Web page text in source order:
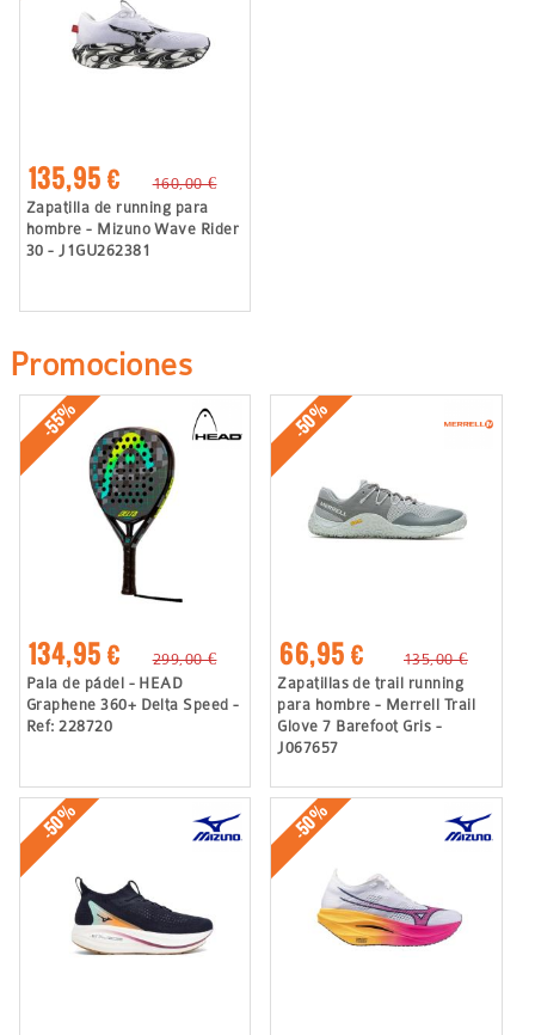
135,95 €
160,00 €
Zapatilla de running para
hombre - Mizuno Wave Rider
30 - J1GU262381
Promociones
-55%
134,95 €
299,00 €
Pala de pádel - HEAD
Graphene 360+ Delta Speed -
Ref: 228720
-50%
66,95 €
135,00 €
Zapatillas de trail running
para hombre - Merrell Trail
Glove 7 Barefoot Gris -
J067657
-50% -50%